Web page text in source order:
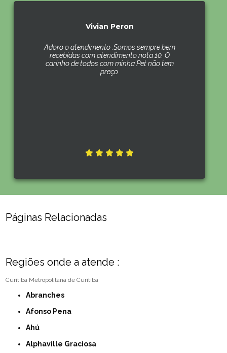
Vivian Peron
Adoro o atendimento .Somos sempre bem
recebidas com atendimento nota 10. O
carinho de todos com minha Pet não tem
preço.
Páginas Relacionadas
Regiões onde a atende :
Curitiba Metropolitana de Curitiba
Abranches
Afonso Pena
Ahú
Alphaville Graciosa